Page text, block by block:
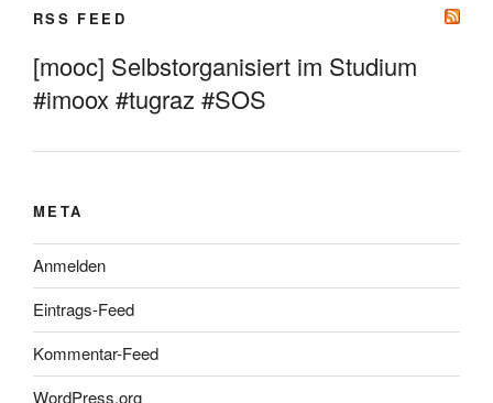
RSS FEED
[mooc] Selbstorganisiert im Studium
#imoox #tugraz #SOS
META
Anmelden
Eintrags-Feed
Kommentar-Feed
WordPress.org